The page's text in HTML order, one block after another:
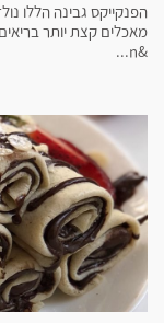
הפנקייקס גבינה הללו
מאכלים קצת יותר
&n...